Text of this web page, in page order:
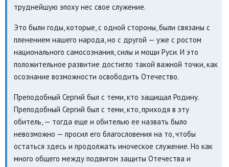
труднейшую эпоху нес свое служение.
Это были годы, которые, с одной стороны, были связаны с
пленением нашего народа, но с другой — уже с ростом
национального самосознания, силы и мощи Руси. И это
положительное развитие достигло такой важной точки, как
осознание возможности освободить Отечество.
Преподобный Сергий был с теми, кто защищал Родину.
Преподобный Сергий был с теми, кто, приходя в эту
обитель, — тогда еще и обителью ее назвать было
невозможно — просил его благословения на то, чтобы
остаться здесь и продолжать иноческое служение. Но как
много общего между подвигом защиты Отечества и